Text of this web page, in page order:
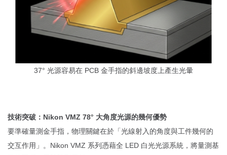
37° 光源容易在 PCB 金手指的斜邊坡度上產生光暈
技術突破：Nikon VMZ 78° 大角度光源的幾何優勢
要準確量測金手指，物理關鍵在於「光線射入的角度與工件幾何的
交互作用」。Nikon VMZ 系列憑藉全 LED 白光光源系統，將量測基